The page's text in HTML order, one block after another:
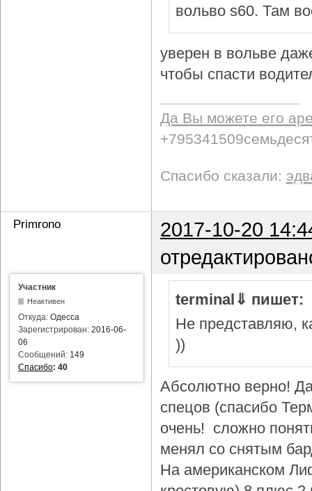
вольво s60. Там
уверен в вольве
чтобы спасти
Да Вы можете его
Спасибо сказали:
Primrono
2017-10-20
Участник
Неактивен
Откуда: Одесса
Зарегистрирован: 2016-06-
06
Сообщений: 149
Спасибо: 40
terminal⇓ пишет:
Не представляю,
))
Абсолютно верно!
спецов (спасибо
очень! сложно
менял со снятым
На американском